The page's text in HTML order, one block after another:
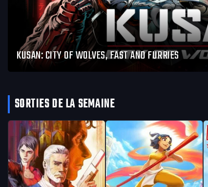
KUSAN: CITY OF WOLVES, FAST AND FURRIES
SORTIES DE LA SEMAINE